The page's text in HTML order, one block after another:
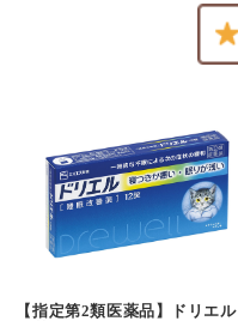
【指定第2類医薬品】ドリエル